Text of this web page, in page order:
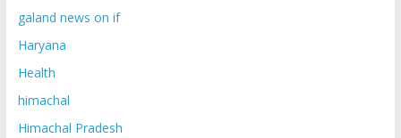
galand news on if
Haryana
Health
himachal
Himachal Pradesh